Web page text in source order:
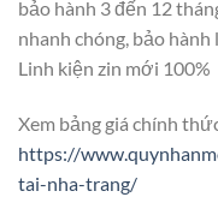
bảo hành 3 đến 12
nhanh chóng, bảo hành
Linh kiện zin mới 100%
Xem bảng giá chính
https://
tai-nha-trang/